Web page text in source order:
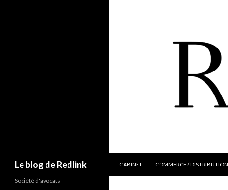
Le blog de Redlink
CABINET
COMMERCE / DISTRIBUTION
Société d'avocats